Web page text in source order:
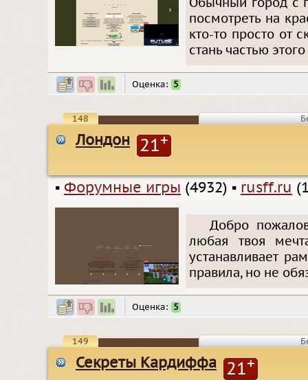
Обычный город с
посмотреть на
кто-то просто от
стань частью
Оценка: 5
148
Лондон 21+
▪ Форумные игры (4932) ▪ rusff.ru
Добро
любая твоя
устанавливает
правила, но не
Оценка: 5
149
Секреты Кардиффа 21+